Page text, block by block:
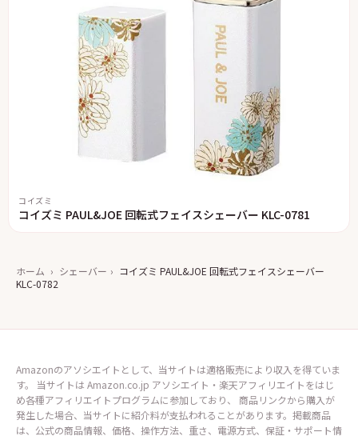
コイズミ
コイズミ PAUL&JOE 回転式フェイスシェーバー KLC-0781
ホーム › シェーバー › コイズミ PAUL&JOE 回転式フェイスシェーバー
KLC-0782
Amazonのアソシエイトとして、当サイトは適格販売により収入を得ていま
す。 当サイトは Amazon.co.jp アソシエイト・楽天アフィリエイトをはじ
め各種アフィリエイトプログラムに参加しており、 商品リンクから購入が
発生した場合、当サイトに紹介料が支払われることがあります。掲載商品
は、公式の商品情報、価格、操作方法、重さ、電源方式、保証・サポート情